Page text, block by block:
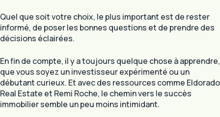
Quel que soit votre choix, le plus important est de rester
informé, de poser les bonnes questions et de prendre des
décisions éclairées.
En fin de compte, il y a toujours quelque chose à apprendre,
que vous soyez un investisseur expérimenté ou un
débutant curieux. Et avec des ressources comme Eldorado
Real Estate et Remi Roche, le chemin vers le succès
immobilier semble un peu moins intimidant.